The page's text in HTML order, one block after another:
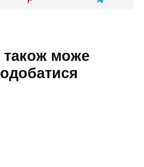
може